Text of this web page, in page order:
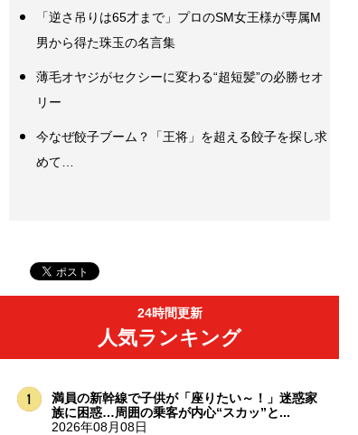
「逆さ吊りは65才まで」プロのSM女王様が専属M
男から得た珠玉の名言集
薄毛オヤジがセクシーに変わる“超短髪”の必勝セオ
リー
今なぜ餃子ブーム？「王将」を超える餃子を探し求
めて…
24時間更新
人気ランキング
満員の新幹線で子供が「座りたい～！」迷惑家
族に困惑…周囲の乗客が内心“スカッ”と...
2026年08月08日